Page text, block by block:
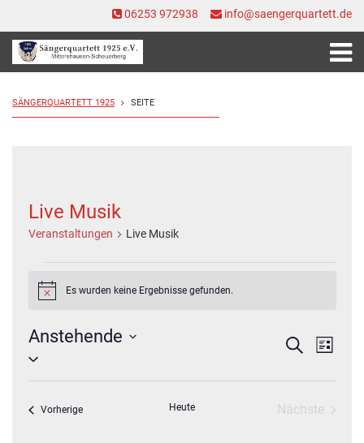
06253 972938 info@saengerquartett.de
SÄNGERQUARTETT 1925 SEITE
Live Musik
Veranstaltungen Live Musik
HinweisEs wurden keine Ergebnisse gefunden.
und
Ansichten,
Suche
Liste
Anstehende
Datum
VorherigeVeranstaltungen Heute
Nächste